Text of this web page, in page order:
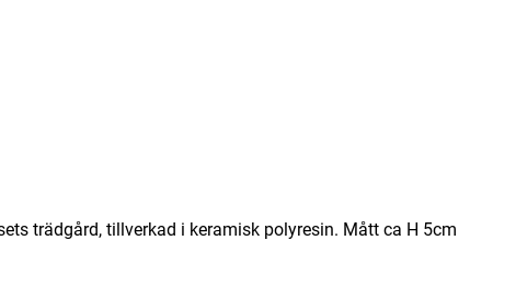
trädgård, tillverkad i keramisk polyresin. Mått ca H 5cm